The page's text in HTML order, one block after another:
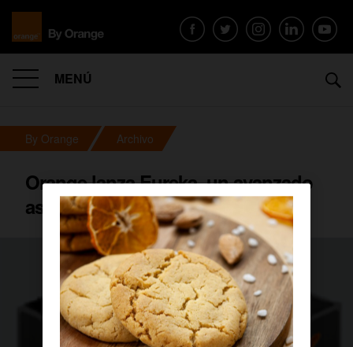
MENÚ
By Orange Archivo
Orange lanza Eureka, un avanzado
asesor online de tarifas